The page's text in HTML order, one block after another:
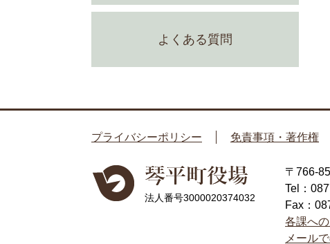
よくある質問
プライバシーポリシー 免責事項・著作権
法人番号3000020374032
〒766-
Tel：
Fax：
各課へ
メール